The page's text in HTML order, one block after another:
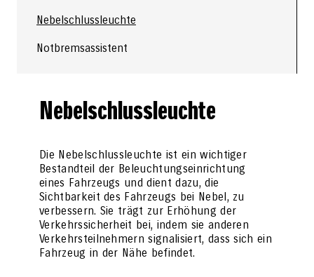
Nebelschlussleuchte
Notbremsassistent
Nebelschlussleuchte
Die Nebelschlussleuchte ist ein wichtiger
Bestandteil der Beleuchtungseinrichtung
eines Fahrzeugs und dient dazu, die
Sichtbarkeit des Fahrzeugs bei Nebel, zu
verbessern. Sie trägt zur Erhöhung der
Verkehrssicherheit bei, indem sie anderen
Verkehrsteilnehmern signalisiert, dass sich ein
Fahrzeug in der Nähe befindet.